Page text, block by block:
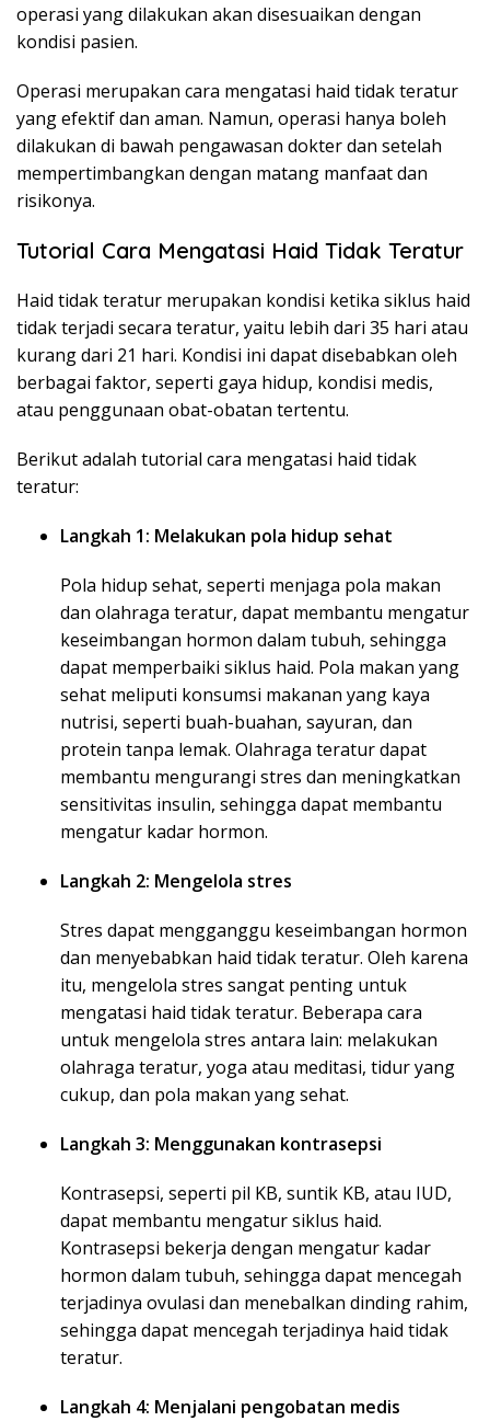
operasi yang dilakukan akan disesuaikan dengan
kondisi pasien.
Operasi merupakan cara mengatasi haid tidak teratur
yang efektif dan aman. Namun, operasi hanya boleh
dilakukan di bawah pengawasan dokter dan setelah
mempertimbangkan dengan matang manfaat dan
risikonya.
Tutorial Cara Mengatasi Haid Tidak Teratur
Haid tidak teratur merupakan kondisi ketika siklus haid
tidak terjadi secara teratur, yaitu lebih dari 35 hari atau
kurang dari 21 hari. Kondisi ini dapat disebabkan oleh
berbagai faktor, seperti gaya hidup, kondisi medis,
atau penggunaan obat-obatan tertentu.
Berikut adalah tutorial cara mengatasi haid tidak
teratur:
Langkah 1: Melakukan pola hidup sehat
Pola hidup sehat, seperti menjaga pola makan
dan olahraga teratur, dapat membantu mengatur
keseimbangan hormon dalam tubuh, sehingga
dapat memperbaiki siklus haid. Pola makan yang
sehat meliputi konsumsi makanan yang kaya
nutrisi, seperti buah-buahan, sayuran, dan
protein tanpa lemak. Olahraga teratur dapat
membantu mengurangi stres dan meningkatkan
sensitivitas insulin, sehingga dapat membantu
mengatur kadar hormon.
Langkah 2: Mengelola stres
Stres dapat mengganggu keseimbangan hormon
dan menyebabkan haid tidak teratur. Oleh karena
itu, mengelola stres sangat penting untuk
mengatasi haid tidak teratur. Beberapa cara
untuk mengelola stres antara lain: melakukan
olahraga teratur, yoga atau meditasi, tidur yang
cukup, dan pola makan yang sehat.
Langkah 3: Menggunakan kontrasepsi
Kontrasepsi, seperti pil KB, suntik KB, atau IUD,
dapat membantu mengatur siklus haid.
Kontrasepsi bekerja dengan mengatur kadar
hormon dalam tubuh, sehingga dapat mencegah
terjadinya ovulasi dan menebalkan dinding rahim,
sehingga dapat mencegah terjadinya haid tidak
teratur.
Langkah 4: Menjalani pengobatan medis